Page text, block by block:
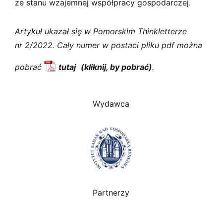
ze stanu wzajemnej współpracy gospodarczej.
Artykuł ukazał się w Pomorskim Thinkletterze
nr 2/2022. Cały numer w postaci pliku pdf można
pobrać tutaj .
Wydawca
Partnerzy